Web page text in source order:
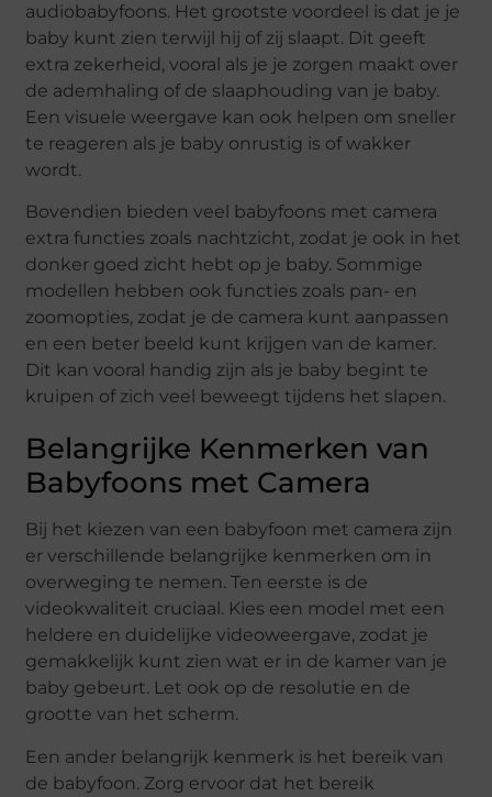
audiobabyfoons. Het grootste voordeel is dat je je
baby kunt zien terwijl hij of zij slaapt. Dit geeft
extra zekerheid, vooral als je je zorgen maakt over
de ademhaling of de slaaphouding van je baby.
Een visuele weergave kan ook helpen om sneller
te reageren als je baby onrustig is of wakker
wordt.
Bovendien bieden veel babyfoons met camera
extra functies zoals nachtzicht, zodat je ook in het
donker goed zicht hebt op je baby. Sommige
modellen hebben ook functies zoals pan- en
zoomopties, zodat je de camera kunt aanpassen
en een beter beeld kunt krijgen van de kamer.
Dit kan vooral handig zijn als je baby begint te
kruipen of zich veel beweegt tijdens het slapen.
Belangrijke Kenmerken van
Babyfoons met Camera
Bij het kiezen van een babyfoon met camera zijn
er verschillende belangrijke kenmerken om in
overweging te nemen. Ten eerste is de
videokwaliteit cruciaal. Kies een model met een
heldere en duidelijke videoweergave, zodat je
gemakkelijk kunt zien wat er in de kamer van je
baby gebeurt. Let ook op de resolutie en de
grootte van het scherm.
Een ander belangrijk kenmerk is het bereik van
de babyfoon. Zorg ervoor dat het bereik